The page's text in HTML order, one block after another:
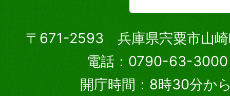
〒671-2593 兵庫県宍粟市山崎
電話：0790-63-3000
開庁時間：8時30分か